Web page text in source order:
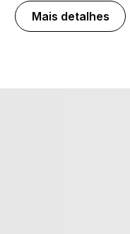
Mais detalhes